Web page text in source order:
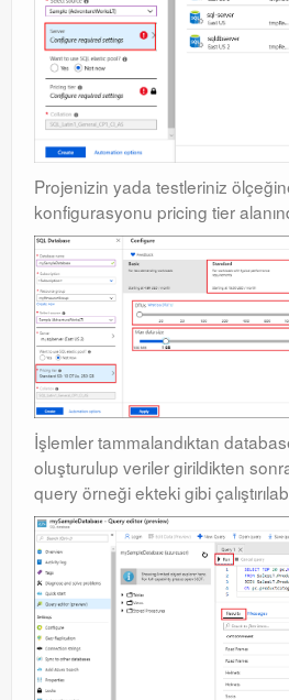
Exchange
Projenizin yada testleriniz
konfigurasyonu pricing tier
İşlemler tammalandıktan
oluşturulup veriler girildikten
query örneği ekteki gibi